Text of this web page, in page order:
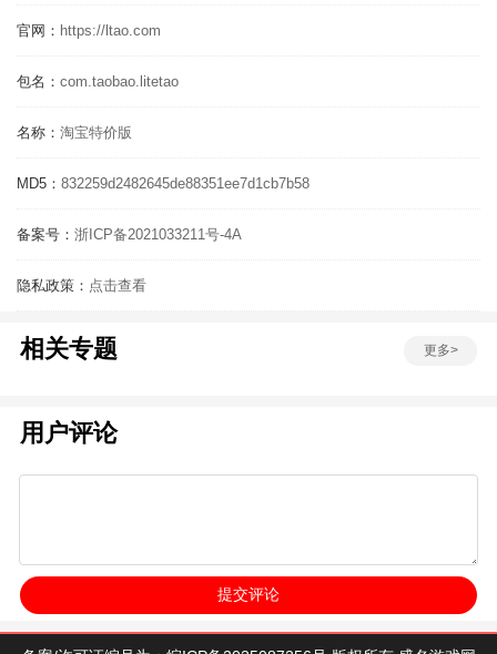
官网： https://ltao.com
包名： com.taobao.litetao
名称： 淘宝特价版
MD5： 832259d2482645de88351ee7d1cb7b58
备案号： 浙ICP备2021033211号-4A
隐私政策： 点击查看
相关专题 更多>
用户评论